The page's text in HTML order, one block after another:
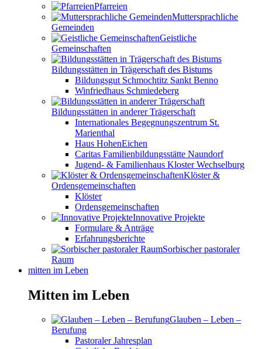
Pfarreien
Muttersprachliche
Gemeinden
Geistliche
Gemeinschaften
Bildungsstätten in Trägerschaft des Bistums
Bildungsgut Schmochtitz Sankt Benno
Winfriedhaus Schmiedeberg
Bildungsstätten in anderer Trägerschaft
Internationales Begegnungszentrum St.
Marienthal
Haus HohenEichen
Caritas Familienbildungsstätte Naundorf
Jugend- & Familienhaus Kloster Wechselburg
Klöster &
Ordensgemeinschaften
Klöster
Ordensgemeinschaften
Innovative Projekte
Formulare & Anträge
Erfahrungsberichte
Sorbischer pastoraler
Raum
mitten im Leben
Mitten im Leben
Glauben – Leben –
Berufung
Pastoraler Jahresplan